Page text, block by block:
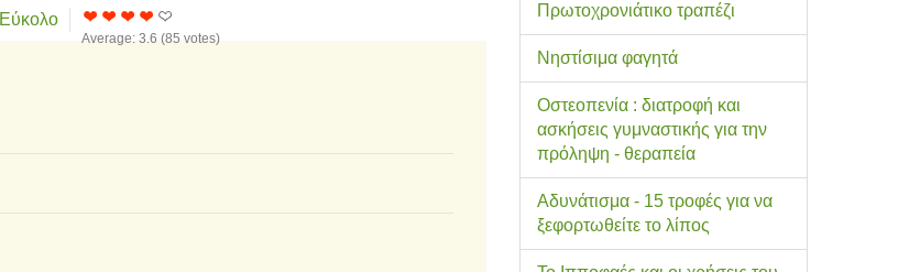
Εύκολο
Average:3.6 (85votes)
Πρωτοχρονιάτικο τραπέζι
Νηστίσιμα φαγητά
Οστεοπενία : διατροφή και
ασκήσεις γυμναστικής για την
πρόληψη - θεραπεία
Αδυνάτισμα - 15 τροφές για να
ξεφορτωθείτε το λίπος